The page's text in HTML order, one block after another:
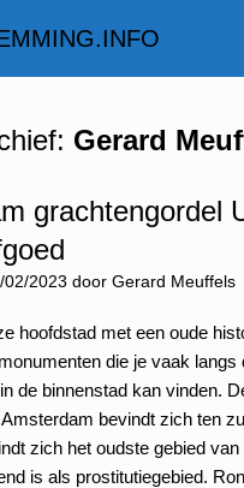
Gerard
grachtengordel
02/2023 door Gerard Meuffels
hoofdstad met een oude
die je vaak langs
de binnenstad kan vinden.
bevindt zich ten
zich het oudste gebied
is als prostitutiegebied.